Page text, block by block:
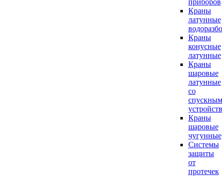
приборов
Краны
латунные
Краны
конусные
латунные
Краны
шаровые
латунные
со
спускным
Краны
шаровые
чугунные
Системы
защиты
от
протечек